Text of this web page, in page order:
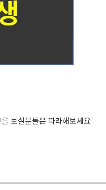
보실분들은 따라해보세요